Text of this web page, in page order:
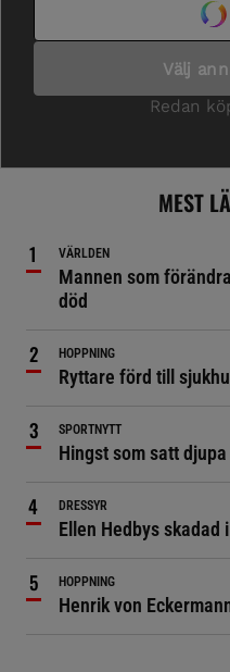
MEST
VÄRLDEN
Mannen som
död
HOPPNING
Ryttare förd till
SPORTNYTT
Hingst som satt
DRESSYR
Ellen Hedbys skadad
HOPPNING
Henrik von